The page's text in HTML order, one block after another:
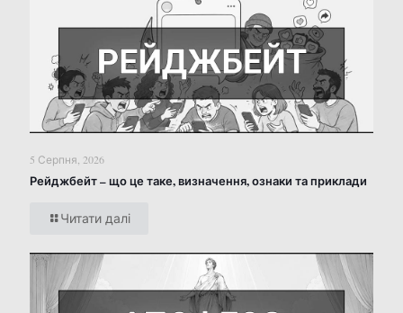
5 Серпня, 2026
Рейджбейт – що це таке, визначення, ознаки та приклади
Читати далі